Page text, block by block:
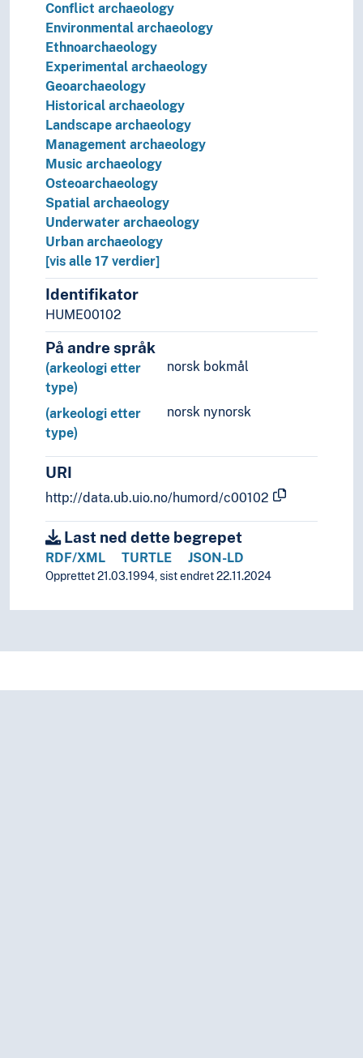
Conflict archaeology
Environmental archaeology
Ethnoarchaeology
Experimental archaeology
Geoarchaeology
Historical archaeology
Landscape archaeology
Management archaeology
Music archaeology
Osteoarchaeology
Spatial archaeology
Underwater archaeology
Urban archaeology
[vis alle 17 verdier]
Identifikator
HUME00102
På andre språk
norsk bokmål
(arkeologi etter
type)
norsk nynorsk
(arkeologi etter
type)
URI
http://data.ub.uio.no/humord/c00102
Last ned dette begrepet
RDF/XML TURTLE JSON-LD
Opprettet 21.03.1994, sist endret 22.11.2024